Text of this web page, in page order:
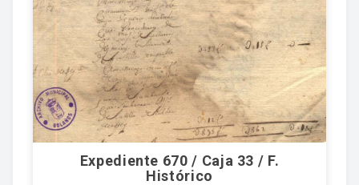
Expediente 670 / Caja 33 / F.
Histórico